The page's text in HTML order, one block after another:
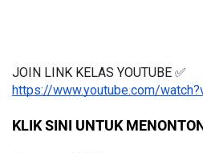
JOIN LINK KELAS YOUTUBE ✅
https://www.youtube.com/
KLIK SINI UNTUK